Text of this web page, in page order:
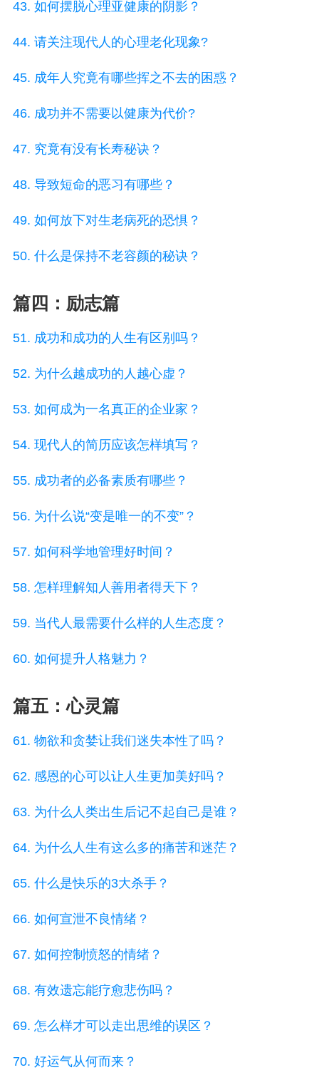
43. 如何摆脱心理亚健康的阴影？
44. 请关注现代人的心理老化现象?
45. 成年人究竟有哪些挥之不去的困惑？
46. 成功并不需要以健康为代价?
47. 究竟有没有长寿秘诀？
48. 导致短命的恶习有哪些？
49. 如何放下对生老病死的恐惧？
50. 什么是保持不老容颜的秘诀？
篇四：励志篇
51. 成功和成功的人生有区别吗？
52. 为什么越成功的人越心虚？
53. 如何成为一名真正的企业家？
54. 现代人的简历应该怎样填写？
55. 成功者的必备素质有哪些？
56. 为什么说“变是唯一的不变”？
57. 如何科学地管理好时间？
58. 怎样理解知人善用者得天下？
59. 当代人最需要什么样的人生态度？
60. 如何提升人格魅力？
篇五：心灵篇
61. 物欲和贪婪让我们迷失本性了吗？
62. 感恩的心可以让人生更加美好吗？
63. 为什么人类出生后记不起自己是谁？
64. 为什么人生有这么多的痛苦和迷茫？
65. 什么是快乐的3大杀手？
66. 如何宣泄不良情绪？
67. 如何控制愤怒的情绪？
68. 有效遗忘能疗愈悲伤吗？
69. 怎么样才可以走出思维的误区？
70. 好运气从何而来？